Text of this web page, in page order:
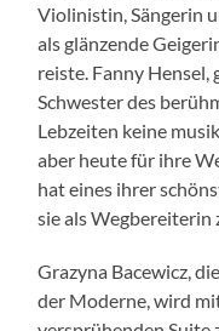
Violinistin, Sängerin
als glänzende
reiste. Fanny Hensel,
Schwester des
Lebzeiten keine
aber heute für ihre
hat eines ihrer
sie als Wegbereiterin
Grazyna Bacewicz,
der Moderne, wird